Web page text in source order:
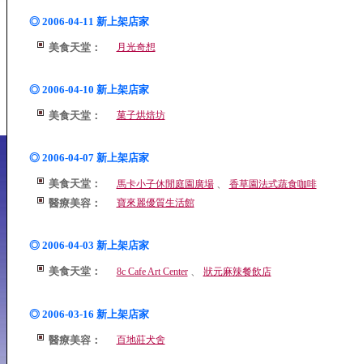
◎ 2006-04-11 新上架店家
美食天堂： 月光奇想
◎ 2006-04-10 新上架店家
美食天堂： 菓子烘焙坊
◎ 2006-04-07 新上架店家
美食天堂： 馬卡小子休閒庭園廣場、 香草園法式蔬食咖啡
醫療美容： 寶來麗優質生活館
◎ 2006-04-03 新上架店家
美食天堂： 8c Cafe Art Center、 狀元麻辣餐飲店
◎ 2006-03-16 新上架店家
醫療美容： 百地莊犬舍